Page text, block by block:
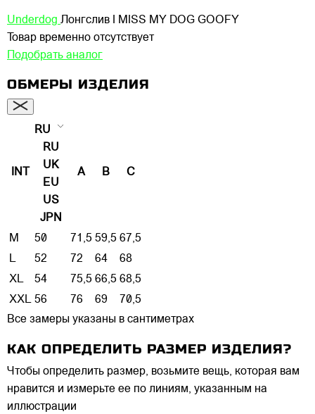
Underdog Лонгслив I MISS MY DOG GOOFY
Товар временно отсутствует
Подобрать аналог
ОБМЕРЫ ИЗДЕЛИЯ
INT
RU
RU
UK
EU
US
JPN
A B C
M 50 71,5 59,5 67,5
L
52 72 64
68
XL
54 75,5 66,5 68,5
XXL 56 76 69
70,5
Все замеры указаны в сантиметрах
КАК ОПРЕДЕЛИТЬ РАЗМЕР ИЗДЕЛИЯ?
Чтобы определить размер, возьмите вещь, которая вам
нравится и измерьте ее по линиям, указанным на
иллюстрации